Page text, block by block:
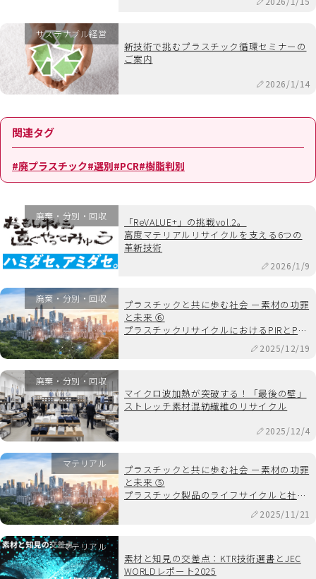
サステナブル経営
新技術で挑むプラスチック循環セミナーの
ご案内
2026/1/14
関連タグ
#廃プラスチック#選別#PCR#樹脂判別
廃棄・分別・回収
「ReVALUE+」の挑戦vol.2。
高度マテリアルリサイクルを支える6つの
革新技術
2026/1/9
廃棄・分別・回収
プラスチックと共に歩む社会 ー素材の功罪
と未来 ⑥
プラスチックリサイクルにおけるPIRとPCR
2025/12/19
廃棄・分別・回収
マイクロ波加熱が突破する！「最後の壁」
ストレッチ素材混紡繊維のリサイクル
2025/12/4
マテリアル
プラスチックと共に歩む社会 ー素材の功罪
と未来 ⑤
プラスチック製品のライフサイクルと社会
2025/11/21
マテリアル
素材と知見の交差点：KTR技術選書とJEC
WORLDレポート2025